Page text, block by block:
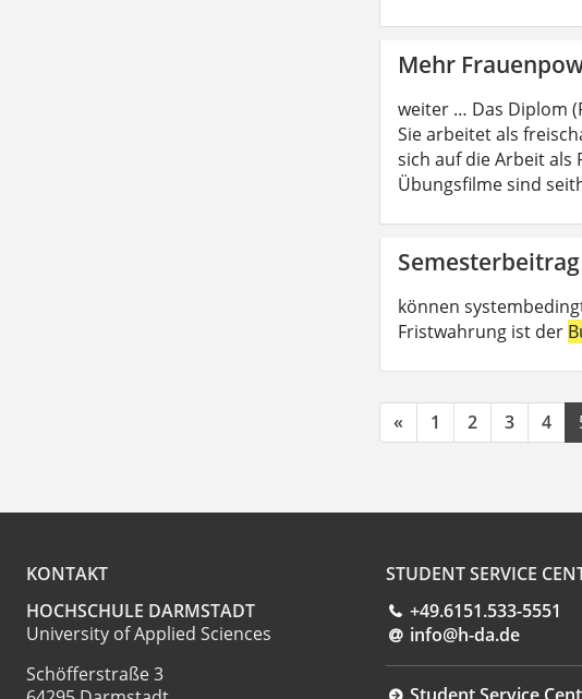
Mehr
weiter … Das Diplom
Sie arbeitet als
sich auf die Arbeit als
Übungsfilme sind
Semesterbeitrag
können
Fristwahrung ist der
« 1 2 3 4
KONTAKT
HOCHSCHULE DARMSTADT
University of Applied Sciences
Schöfferstraße 3
STUDENT SERVICE
+49.6151.533-5551
info@h-da.de